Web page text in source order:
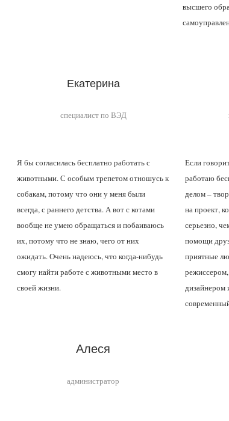
высшего
Екатерина
специалист по ВЭД
Я бы согласилась бесплатно работать с
животными. С особым трепетом отношусь к
собакам, потому что они у меня были
всегда, с раннего детства. А вот с котами
вообще не умею обращаться и побаиваюсь
их, потому что не знаю, чего от них
ожидать. Очень надеюсь, что когда-нибудь
смогу найти работе с животными место в
своей жизни.
Алеся
администратор
Если
работаю
делом –
на проект,
серьезно,
помощи
приятные
дизайнером